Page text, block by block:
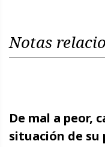
Notas
De mal a peor,
situación de su